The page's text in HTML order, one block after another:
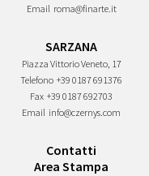
Email roma@finarte.it
SARZANA
Piazza Vittorio Veneto, 17
Telefono +39 0187 691376
Fax +39 0187 692703
Email info@czernys.com
Contatti
Area Stampa